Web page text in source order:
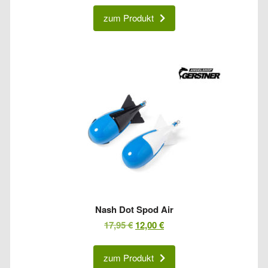
war:
5,95 €
ist:
3,00 €.
zum Produkt
Nash Dot Spod Air
17,95€ Ursprünglicher
war:
17,95 €
12,00€Aktueller
ist:
12,00 €.
zum Produkt